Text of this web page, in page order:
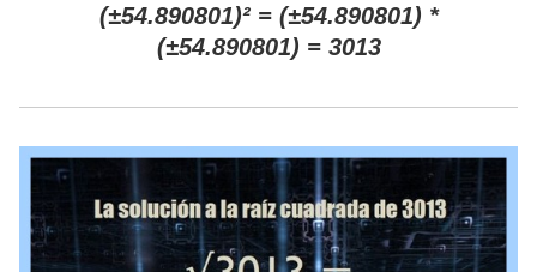
(±54.890801)² = (±54.890801) *
(±54.890801) = 3013